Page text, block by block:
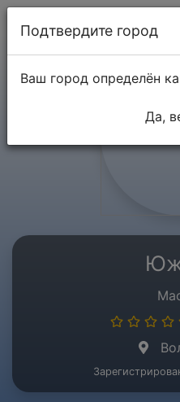
Подтвердите город
Ваш город определён
Да,